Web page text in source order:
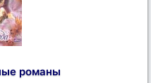
романы